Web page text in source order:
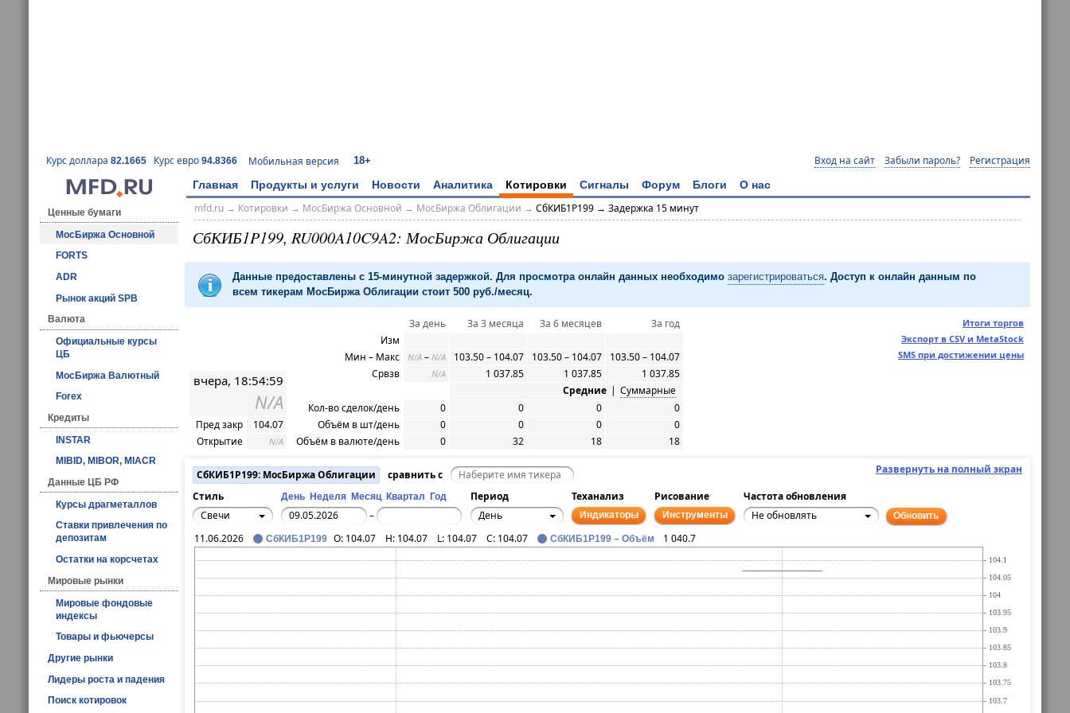
Курс доллара 82.1665 Курс евро 94.8366 Мобильная версия 18+ Вход на сайт Забыли пароль? Регистрация
Главная Продукты и услуги Новости Аналитика Котировки Сигналы Форум Блоги О нас
Ценные бумаги
МосБиржа Основной
FORTS
ADR
Рынок акций SPB
Валюта
Официальные курсы
ЦБ
МосБиржа Валютный
Forex
Кредиты
INSTAR
MIBID, MIBOR, MIACR
Данные ЦБ РФ
Курсы драгметаллов
Ставки привлечения по
депозитам
Остатки на корсчетах
Мировые рынки
Мировые фондовые
индексы
Товары и фьючерсы
Другие рынки
Лидеры роста и падения
Поиск котировок
mfd.ru→ Котировки → МосБиржа Основной → МосБиржа Облигации → СбКИБ1P199 → Задержка 15 минут
СбКИБ1P199, RU000A10C9A2: МосБиржа Облигации
Данные предоставлены с 15-минутной задержкой. Для просмотра онлайн данных необходимо зарегистрироваться. Доступ к онлайн данным по
всем тикерам МосБиржа Облигации стоит 500 руб./месяц.
Итоги торгов
Экспорт в CSV и MetaStock
SMS при достижении цены
вчера, 18:54:59
N/A
Пред закр
104.07
Открытие
N/A
За день За 3 месяца За 6 месяцев
За год
Изм
Мин – Макс
N/A – N/A 103.50 – 104.07 103.50 – 104.07
103.50 – 104.07
Срвзв
N/A 1 037.85 1 037.85
1 037.85
Средние | Суммарные
Кол-во сделок/день
0 0 0
0
Объём в шт/день
0 0 0
0
Объём в валюте/день
0 32 18 18
Развернуть на полный экран
СбКИБ1P199: МосБиржа Облигации
сравнить с
Стиль
День Неделя Месяц Квартал Год Период Теханализ Рисование
Частота обновления
Свечи
– День Индикаторы Инструменты Не обновлять Обновить
11.06.2026 СбКИБ1P199 O: 104.07 H: 104.07 L: 104.07 C: 104.07 СбКИБ1P199 – Объём 1 040.7